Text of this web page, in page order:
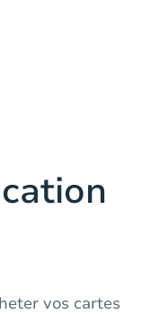
vos cartes